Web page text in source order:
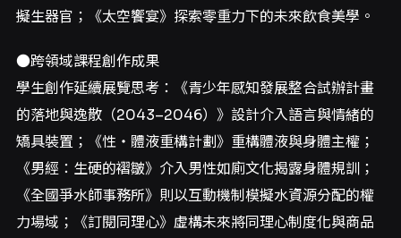
擬生器官；《太空饗宴》探索零重力下的未來飲食美學。
●跨領域課程創作成果
學生創作延續展覽思考：《青少年感知發展整合試辦計畫
的落地與逸散（2043–2046）》設計介入語言與情緒的
矯具裝置；《性・體液重構計劃》重構體液與身體主權；
《男經：生硬的褶皺》介入男性如廁文化揭露身體規訓；
《全國爭水師事務所》則以互動機制模擬水資源分配的權
力場域；《訂閱同理心》虛構未來將同理心制度化與商品